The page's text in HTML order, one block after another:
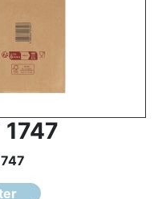
1747